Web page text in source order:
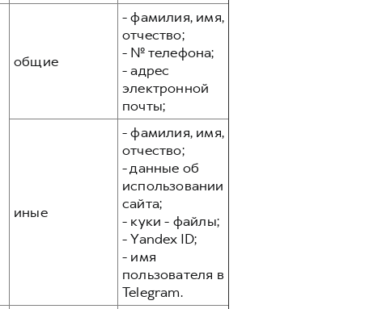
общие
- фамилия, имя,
отчество;
- № телефона;
- адрес
электронной
почты;
иные
- фамилия, имя,
отчество;
- данные об
использовании
сайта;
- куки - файлы;
- Yandex ID;
- имя
пользователя в
Telegram.